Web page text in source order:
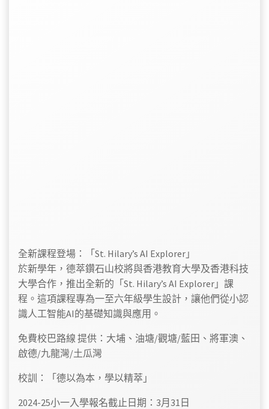
全新課程登場：「St. Hilary’s AI Explorer」
於新學年，德萃鑽石山校將與香港教育大學及香港科技
大學合作，推出全新的「St. Hilary’s AI Explorer」課
程。這項課程專為一至六年級學生設計，讓他們從小認
識人工智能AI的基礎知識與應用。
免費校巴路線 提供：大埔、油塘/觀塘/藍田、將軍澳、
啟德/九龍灣/土瓜灣
校訓：「德以為本，學以精萃」
2024-25小一入學報名截止日期：3月31日